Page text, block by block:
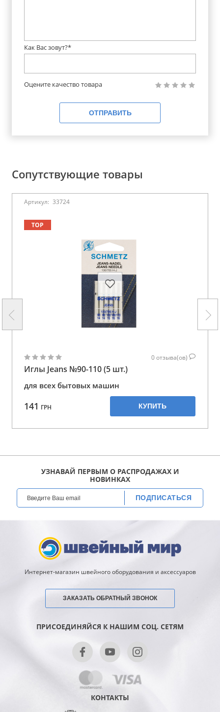
Как Вас зовут?*
Оцените качество товара
ОТПРАВИТЬ
Сопутствующие товары
Артикул: 33724
TOP
0отзыва(ов)
Иглы Jeans №90-110 (5 шт.)
для всех бытовых машин
141 ГРН КУПИТЬ
УЗНАВАЙ ПЕРВЫМ О РАСПРОДАЖАХ И
НОВИНКАХ
ПОДПИСАТЬСЯ
Интернет-магазин швейного оборудования и аксессуаров
ЗАКАЗАТЬ ОБРАТНЫЙ ЗВОНОК
ПРИСОЕДИНЯЙСЯ К НАШИМ СОЦ. СЕТЯМ
КОНТАКТЫ